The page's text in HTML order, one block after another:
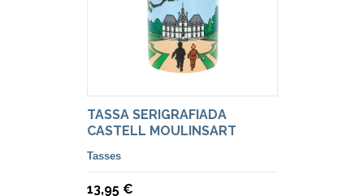
TASSA SERIGRAFIADA
CASTELL MOULINSART
Tasses
13,95 €